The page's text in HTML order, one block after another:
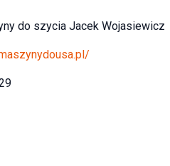
do szycia Jacek Wojasiewicz